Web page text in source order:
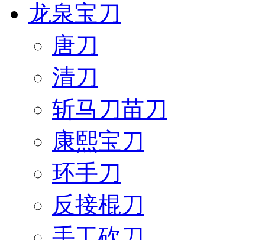
龙泉宝刀
唐刀
清刀
斩马刀苗刀
康熙宝刀
环手刀
反接棍刀